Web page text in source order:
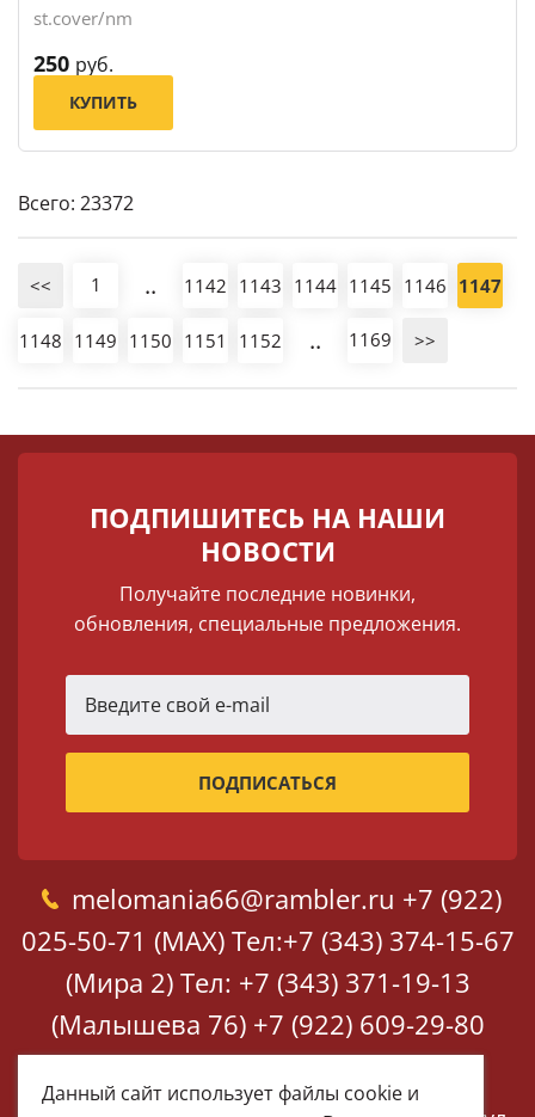
st.cover/nm
250 руб.
КУПИТЬ
Всего: 23372
<< 1 .. 1142 1143 1144 1145 1146 1147
1148 1149 1150 1151 1152 .. 1169 >>
ПОДПИШИТЕСЬ НА НАШИ
НОВОСТИ
Получайте последние новинки,
обновления, специальные предложения.
melomania66@rambler.ru +7 (922)
025-50-71 (MAX) Тел:+7 (343) 374-15-67
(Мира 2) Тел: +7 (343) 371-19-13
(Малышева 76) +7 (922) 609-29-80
(MAX)
Данный сайт использует файлы cookie и